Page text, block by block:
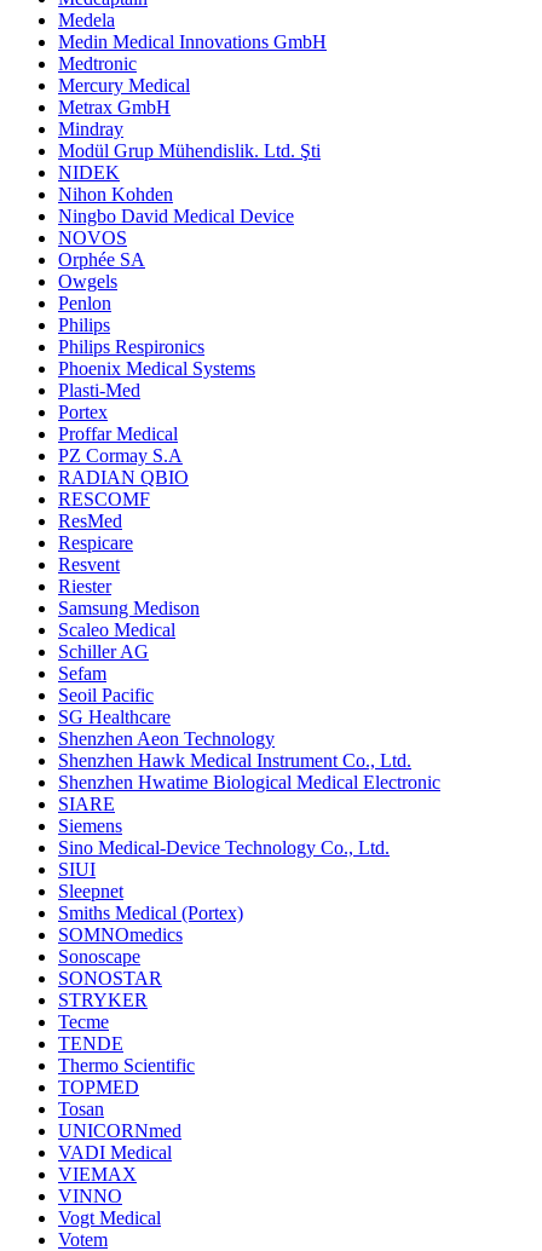
Medela
Medin Medical Innovations GmbH
Medtronic
Mercury Medical
Metrax GmbH
Mindray
Modül Grup Mühendislik. Ltd. Şti
NIDEK
Nihon Kohden
Ningbo David Medical Device
NOVOS
Orphée SA
Owgels
Penlon
Philips
Philips Respironics
Phoenix Medical Systems
Plasti-Med
Portex
Proffar Medical
PZ Cormay S.A
RADIAN QBIO
RESCOMF
ResMed
Respicare
Resvent
Riester
Samsung Medison
Scaleo Medical
Schiller AG
Sefam
Seoil Pacific
SG Healthcare
Shenzhen Aeon Technology
Shenzhen Hawk Medical Instrument Co., Ltd.
Shenzhen Hwatime Biological Medical Electronic
SIARE
Siemens
Sino Medical-Device Technology Co., Ltd.
SIUI
Sleepnet
Smiths Medical (Portex)
SOMNOmedics
Sonoscape
SONOSTAR
STRYKER
Tecme
TENDE
Thermo Scientific
TOPMED
Tosan
UNICORNmed
VADI Medical
VIEMAX
VINNO
Vogt Medical
Votem